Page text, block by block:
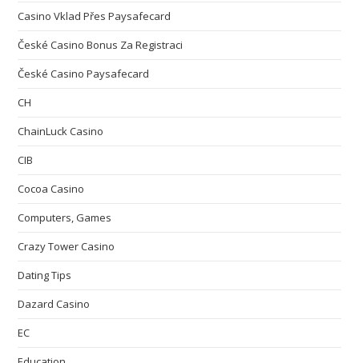
Casino Vklad Přes Paysafecard
České Casino Bonus Za Registraci
České Casino Paysafecard
CH
ChainLuck Casino
CIB
Cocoa Casino
Computers, Games
Crazy Tower Сasino
Dating Tips
Dazard Casino
EC